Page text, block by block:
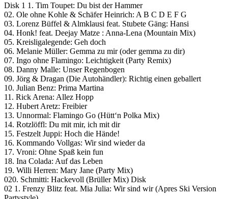
Disk 1 1. Tim Toupet: Du bist der Hammer
02. Ole ohne Kohle & Schäfer Heinrich: A B C D E F G
03. Lorenz Büffel & Almklausi feat. Stubete Gäng: Hansi
04. Honk! feat. Deejay Matze : Anna-Lena (Mountain Mix)
05. Kreisligalegende: Geh doch
06. Melanie Müller: Gemma zu mir (oder gemma zu dir)
07. Ingo ohne Flamingo: Leichtigkeit (Party Remix)
08. Danny Malle: Unser Regenbogen
09. Jörg & Dragan (Die Autohändler): Richtig einen geballert
10. Julian Benz: Prima Martina
11. Rick Arena: Allez Hopp
12. Hubert Aretz: Freibier
13. Unnormal: Flamingo Go (Hütt‘n Polka Mix)
14. Rotzlöffl: Du mit mir, ich mit dir
15. Festzelt Juppi: Hoch die Hände!
16. Kommando Vollgas: Wir sind wieder da
17. Vroni: Ohne Spaß kein fun
18. Ina Colada: Auf das Leben
19. Willi Herren: Mary Jane (Party Mix)
020. Schmitti: Hackevoll (Brüller Mix) Disk
02 1. Frenzy Blitz feat. Mia Julia: Wir sind wir (Apres Ski Version